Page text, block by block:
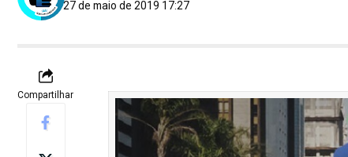
27 de maio de 2019 17:27
Compartilhar